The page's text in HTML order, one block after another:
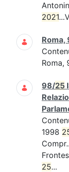
2021
Roma,
Roma,
98/25
1998
25...